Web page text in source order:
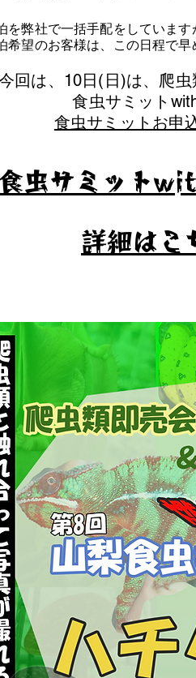
を弊社で一括手配をしています
希望のお客様は、この日程で早
回は、10日(日)は、爬
食虫サミット
食虫サミットお申
虫サミット
詳細はこ